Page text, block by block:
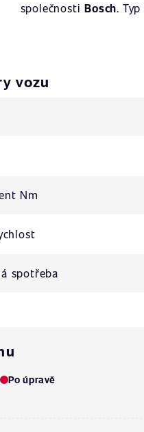
společnostiBosch.
vozu
Nm
spotřeba
Po úpravě